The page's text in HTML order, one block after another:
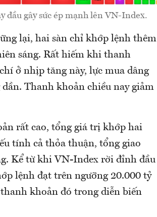
đầu gây sức ép mạnh lên VN-Index.
lại, hai sàn chỉ khớp lệnh thêm
sáng. Rất hiếm khi thanh
ở nhịp tăng này, lực mua dâng
Thanh khoản chiều nay giảm
rất cao, tổng giá trị khớp hai
tính cả thỏa thuận, tổng giao
Kể từ khi VN-Index rời đỉnh đầu
lệnh đạt trên ngưỡng 20.000 tỷ
khoản đó trong diễn biến